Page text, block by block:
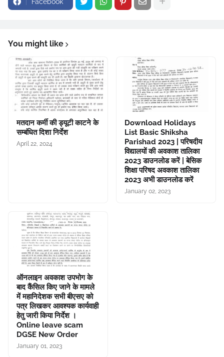
Facebook
You might like
मतदान कर्मी की ड्यूटी काटने के
सम्बंधित दिशा निर्देश
April 22, 2024
Download Holidays
List Basic Shiksha
Parishad 2023 | परिषदीय
विद्यालयों की अवकाश तालिका
2023 डाउनलोड करें | बेसिक
शिक्षा परिषद अवकाश तालिका
2023 अभी डाउनलोड करें
January 02, 2023
ऑनलाइन अवकाश उपभोग के
बाद कैंसिल किए जाने के मामले
में महानिदेशक सभी बीएसए को
पत्र लिखकर आवश्यक कार्यवाही
हेतु जारी किया निर्देश ।
Online leave scam
DGSE New Order
January 01, 2023